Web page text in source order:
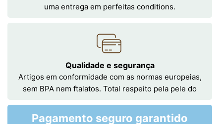
uma entrega em perfeitas conditions.
Qualidade e segurança
Artigos em conformidade com as normas europeias,
sem BPA nem ftalatos. Total respeito pela pele do
Pagamento seguro garantido